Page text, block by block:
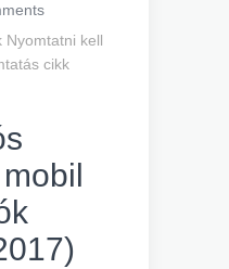
Nyomtatni kell
cikk